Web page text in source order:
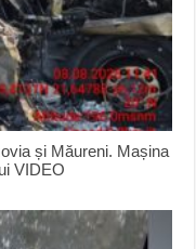
și Măureni. Mașina
VIDEO